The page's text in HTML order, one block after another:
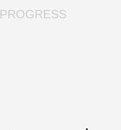
PROGRESS